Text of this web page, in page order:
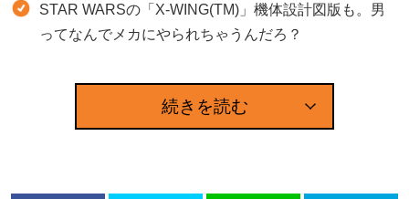
STAR WARSの「X-WING(TM)」機体設計図版も。男
ってなんでメカにやられちゃうんだろ？
続きを読む